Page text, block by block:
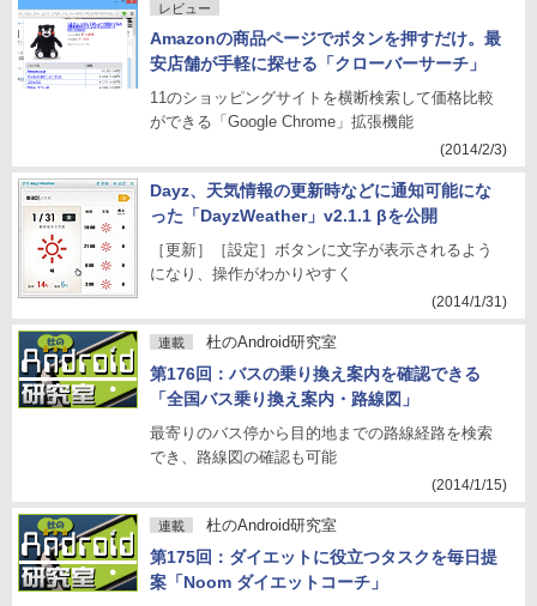
レビュー
Amazonの商品ページでボタンを押すだけ。最
安店舗が手軽に探せる「クローバーサーチ」
11のショッピングサイトを横断検索して価格比較
ができる「Google Chrome」拡張機能
(2014/2/3)
Dayz、天気情報の更新時などに通知可能にな
った「DayzWeather」v2.1.1 βを公開
［更新］［設定］ボタンに文字が表示されるよう
になり、操作がわかりやすく
(2014/1/31)
連載 杜のAndroid研究室
第176回：バスの乗り換え案内を確認できる
「全国バス乗り換え案内・路線図」
最寄りのバス停から目的地までの路線経路を検索
でき、路線図の確認も可能
(2014/1/15)
連載 杜のAndroid研究室
第175回：ダイエットに役立つタスクを毎日提
案「Noom ダイエットコーチ」